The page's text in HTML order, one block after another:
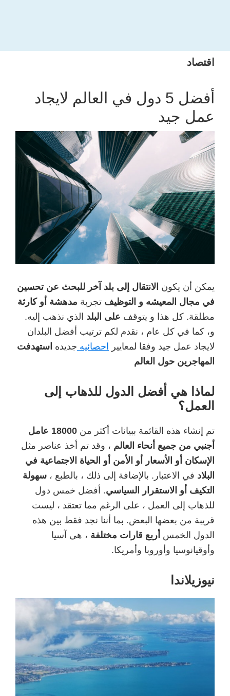
اقتصاد
أفضل 5 دول في العالم لايجاد
عمل جيد
يمكن أن يكون الانتقال إلى بلد آخر للبحث عن تحسين
في مجال المعيشه و التوظيف تجربة مدهشة أو كارثة
مطلقة. كل هذا و يتوقف على البلد الذي نذهب إليه.
و، كما في كل عام ، نقدم لكم ترتيب أفضل البلدان
لايجاد عمل جيد وفقا لمعايير
احصائيه جديده استهدفت
المهاجرين حول العالم
لماذا هي أفضل الدول للذهاب إلى
العمل؟
تم إنشاء هذه القائمة ببيانات أكثر من
18000 عامل
أجنبي من جميع أنحاء العالم ، وقد تم أخذ عناصر مثل
الإسكان أو الأسعار أو الأمن أو الحياة الاجتماعية في
البلاد في الاعتبار. بالإضافة إلى ذلك ، بالطبع ، سهولة
التكيف أو الاستقرار السياسي. أفضل خمس دول
للذهاب إلى العمل ، على الرغم مما تعتقد ، ليست
قريبة من بعضها البعض. بما أننا نجد فقط بين هذه
الدول الخمس أربع قارات مختلفة ، هي آسيا
وأوقيانوسيا وأوروبا وأمريكا.
نيوزيلاندا